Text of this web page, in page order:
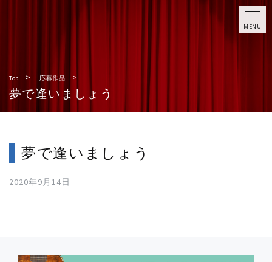
MENU
Top 応募作品
夢で逢いましょう
夢で逢いましょう
2020年9月14日